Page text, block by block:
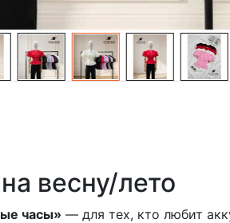
весну/лето
часы» — для тех, кто любит